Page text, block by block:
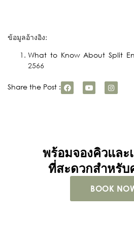
ข้อมูลอ้างอิง:
What to Know About Split
2566
Share the Post :
พร้อมจองคิวและ
ที่สะดวกสำหรั
BOOK